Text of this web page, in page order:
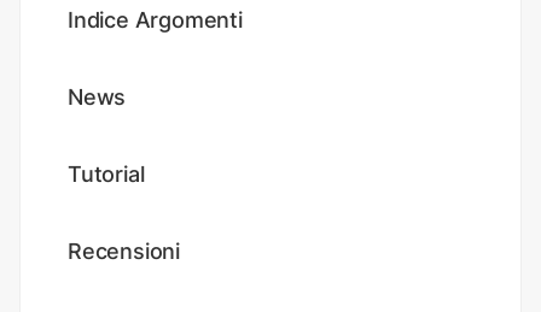
Indice Argomenti
News
Tutorial
Recensioni